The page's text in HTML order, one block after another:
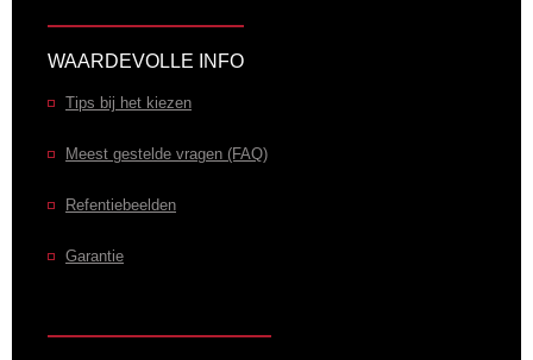
WAARDEVOLLE INFO
Tips bij het kiezen
Meest gestelde vragen (FAQ)
Refentiebeelden
Garantie